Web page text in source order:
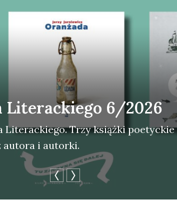
Literackiego 6/2026
Lite­rac­kie­go. Trzy książ­ki
auto­ra i autor­ki.